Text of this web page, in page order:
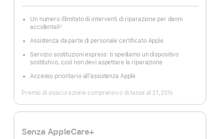
Un numero illimitato di interventi di riparazione per danni
accidentali◊
Assistenza da parte di personale certificato Apple
Servizio sostituzioni express: ti spediamo un dispositivo
sostitutivo, così non devi aspettare la riparazione
Accesso prioritario all’assistenza Apple
Premio di assicurazione comprensivo di tasse al 21,25%
Senza AppleCare+